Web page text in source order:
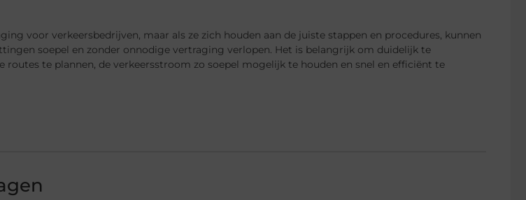
voor verkeersbedrijven, maar als ze zich houden aan de juiste stappen en procedures, kunnen
soepel en zonder onnodige vertraging verlopen. Het is belangrijk om duidelijk te
routes te plannen, de verkeersstroom zo soepel mogelijk te houden en snel en efficiënt te